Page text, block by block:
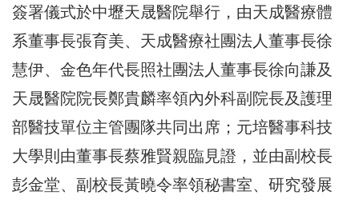
簽署儀式於中壢天晟醫院舉行，由天成醫療體
系董事長張育美、天成醫療社團法人董事長徐
慧伊、金色年代長照社團法人董事長徐向謙及
天晟醫院院長鄭貴麟率領內外科副院長及護理
部醫技單位主管團隊共同出席；元培醫事科技
大學則由董事長蔡雅賢親臨見證，並由副校長
彭金堂、副校長黃曉令率領秘書室、研究發展